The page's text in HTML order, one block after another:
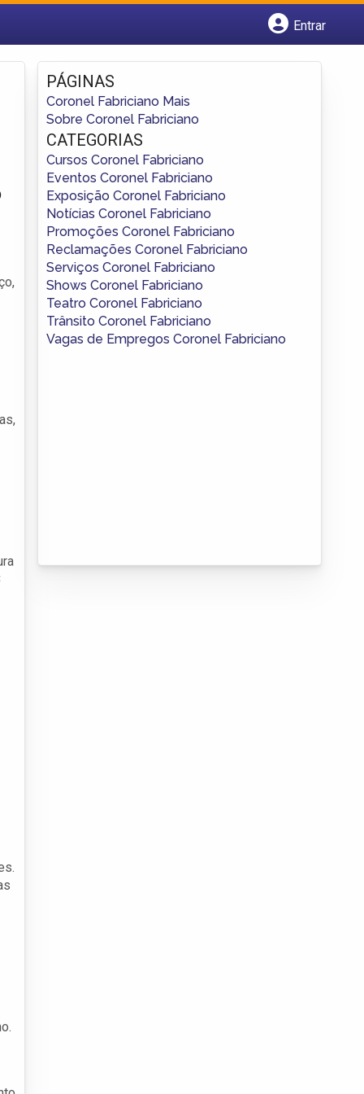
Entrar
Fazer login
Criar conta
PÁGINAS
Coronel Fabriciano Mais
Sobre Coronel Fabriciano
CATEGORIAS
Cursos Coronel Fabriciano
Eventos Coronel Fabriciano
Exposição Coronel Fabriciano
Notícias Coronel Fabriciano
Promoções Coronel Fabriciano
Reclamações Coronel Fabriciano
Serviços Coronel Fabriciano
Shows Coronel Fabriciano
Teatro Coronel Fabriciano
Trânsito Coronel Fabriciano
Vagas de Empregos Coronel Fabriciano